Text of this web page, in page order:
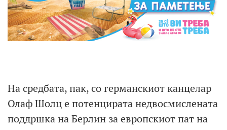
На средбата, пак, со германскиот канцелар
Олаф Шолц е потенцирата недвосмислената
поддршка на Берлин за европскиот пат на